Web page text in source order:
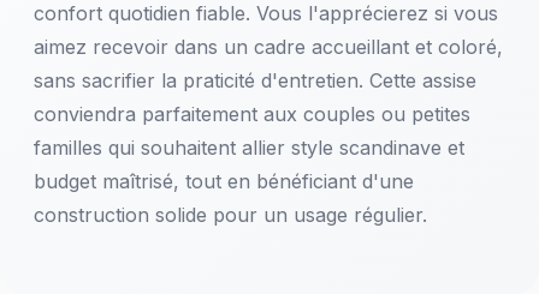
confort quotidien fiable. Vous l'apprécierez si vous
aimez recevoir dans un cadre accueillant et coloré,
sans sacrifier la praticité d'entretien. Cette assise
conviendra parfaitement aux couples ou petites
familles qui souhaitent allier style scandinave et
budget maîtrisé, tout en bénéficiant d'une
construction solide pour un usage régulier.